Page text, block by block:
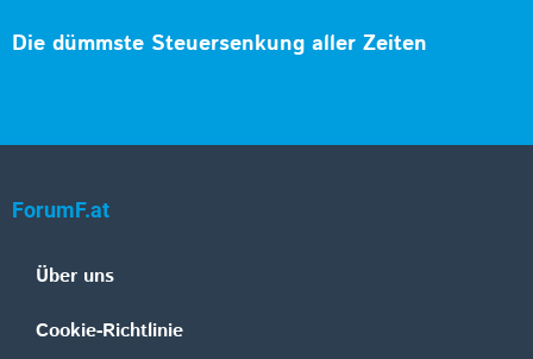
Die dümmste Steuersenkung aller Zeiten
ForumF.at
Über uns
Cookie-Richtlinie